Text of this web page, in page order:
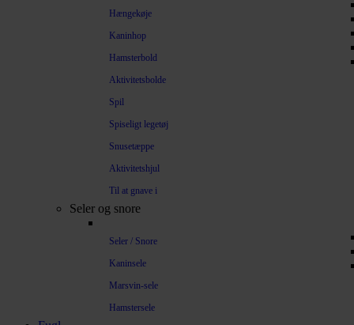
Hængekøje
Kaninhop
Hamsterbold
Aktivitetsbolde
Spil
Spiseligt legetøj
Snusetæppe
Aktivitetshjul
Til at gnave i
Seler og snore
Seler / Snore
Kaninsele
Marsvin-sele
Hamstersele